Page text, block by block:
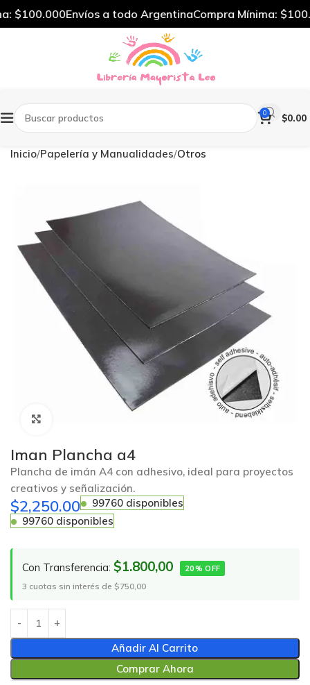
0 $0.00
Inicio Papelería y Manualidades Otros
Iman Plancha a4
Plancha de imán A4 con adhesivo, ideal para proyectos
creativos y señalización.
$2,250.00
99760 disponibles
99760 disponibles
Con Transferencia: $1.800,00 20% OFF
3 cuotas sin interés de $750,00
Añadir Al Carrito
Comprar Ahora
$100.000Envíos a todo ArgentinaCompra Mínima: